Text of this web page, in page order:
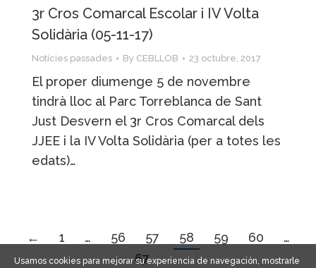
3r Cros Comarcal Escolar i IV Volta
Solidària (05-11-17)
Notícies passades By CEBLLOB 23 octubre, 2017
El proper diumenge 5 de novembre
tindrà lloc al Parc Torreblanca de Sant
Just Desvern el 3r Cros Comarcal dels
JJEE i la IV Volta Solidària (per a totes les
edats)…
← 1 … 56 57 58 59 60
…
67
→
Usamos cookies para mejorar su experiencia de navegación, mostrarle